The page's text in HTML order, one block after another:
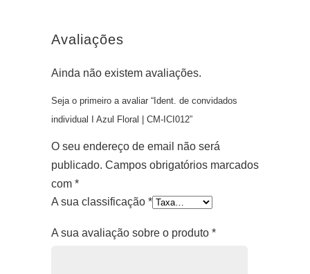
Avaliações
Ainda não existem avaliações.
Seja o primeiro a avaliar “Ident. de convidados
individual I Azul Floral | CM-ICI012”
O seu endereço de email não será
publicado. Campos obrigatórios marcados
com *
A sua classificação *
A sua avaliação sobre o produto *